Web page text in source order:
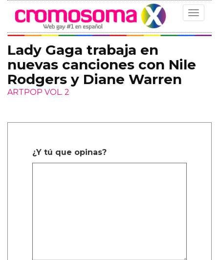
Toggle
Lady Gaga trabaja en
nuevas canciones con Nile
Rodgers y Diane Warren
ARTPOP VOL. 2
¿Y tú que opinas?